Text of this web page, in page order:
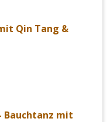
Qin Tang &
Bauchtanz mit